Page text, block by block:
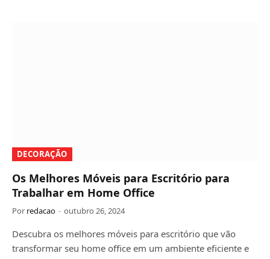
DECORAÇÃO
Os Melhores Móveis para Escritório para
Trabalhar em Home Office
Por redacao outubro 26, 2024
Descubra os melhores móveis para escritório que vão
transformar seu home office em um ambiente eficiente e